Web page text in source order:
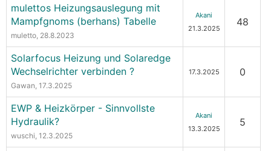
mulettos Heizungsauslegung mit
Mampfgnoms (berhans) Tabelle
muletto, 28.8.2023
Akani
21.3.2025
48
Solarfocus Heizung und Solaredge
Wechselrichter verbinden ?
Gawan, 17.3.2025
17.3.2025 0
EWP & Heizkörper - Sinnvollste
Hydraulik?
wuschi, 12.3.2025
Akani
13.3.2025
5